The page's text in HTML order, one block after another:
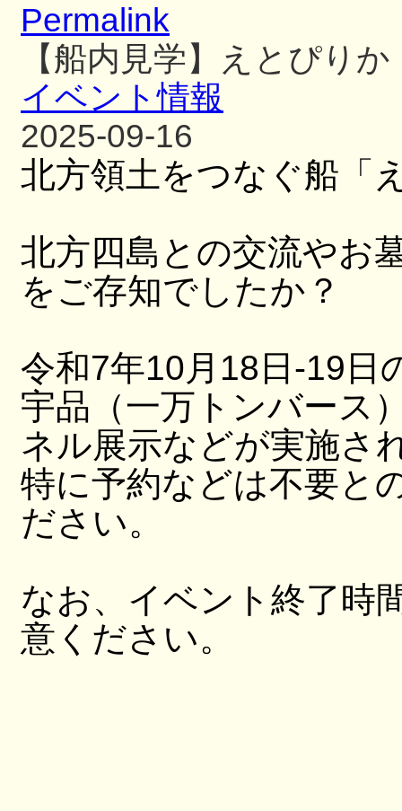
Permalink
【船内見学】えとぴりか
イベント情報
2025-09-16
北方領土をつなぐ船「
北方四島との交流やお
をご存知でしたか？
令和7年10月18日-19日
宇品（一万トンバース
ネル展示などが実施さ
特に予約などは不要と
ださい。
なお、イベント終了時
意ください。